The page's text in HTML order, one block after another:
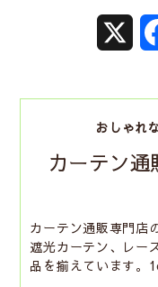
おしゃれ
カーテン
カーテン通販専門店
遮光カーテン、レー
品を揃えています。